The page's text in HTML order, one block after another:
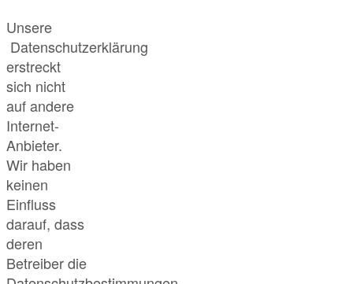
Unsere
Datenschutzerklärung
erstreckt
sich nicht
auf andere
Internet-
Anbieter.
Wir haben
keinen
Einfluss
darauf, dass
deren
Betreiber die